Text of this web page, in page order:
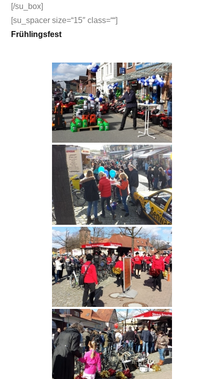
[/su_box]
[su_spacer size=“15″ class=““]
Frühlingsfest